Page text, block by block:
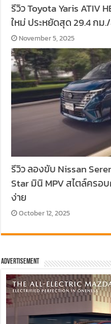
รีวิว Toyota Yaris ATIV
ใหม่ ประหยัดสุด 29.4 กม
November 5, 2025
รีวิว ลองขับ Nissan
Star มินิ MPV สไตล์ครอ
ง่าย
October 12, 2025
Advertisement